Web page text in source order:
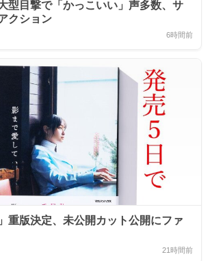
型目撃で「かっこいい」声多数、サ
クション
6時間前
重版決定、未公開カット公開にファ
21時間前